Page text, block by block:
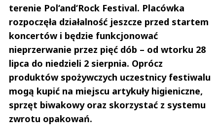
terenie Pol‘and‘Rock Festival. Placówka
rozpoczęła działalność jeszcze przed startem
koncertów i będzie funkcjonować
nieprzerwanie przez pięć dób – od wtorku 28
lipca do niedzieli 2 sierpnia. Oprócz
produktów spożywczych uczestnicy festiwalu
mogą kupić na miejscu artykuły higieniczne,
sprzęt biwakowy oraz skorzystać z systemu
zwrotu opakowań.